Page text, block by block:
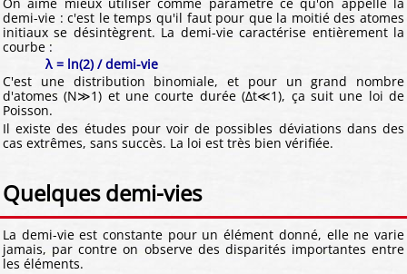
demi-vie : c'est le temps qu'il faut pour que la moitié des atomes
initiaux se désintègrent. La demi-vie caractérise entièrement la
courbe :
λ = ln(2) / demi-vie
C'est une distribution binomiale, et pour un grand nombre
d'atomes (N≫1) et une courte durée (∆t≪1), ça suit une loi de
Poisson.
Il existe des études pour voir de possibles déviations dans des
cas extrêmes, sans succès. La loi est très bien vérifiée.
Quelques demi-vies
La demi-vie est constante pour un élément donné, elle ne varie
jamais, par contre on observe des disparités importantes entre
les éléments.